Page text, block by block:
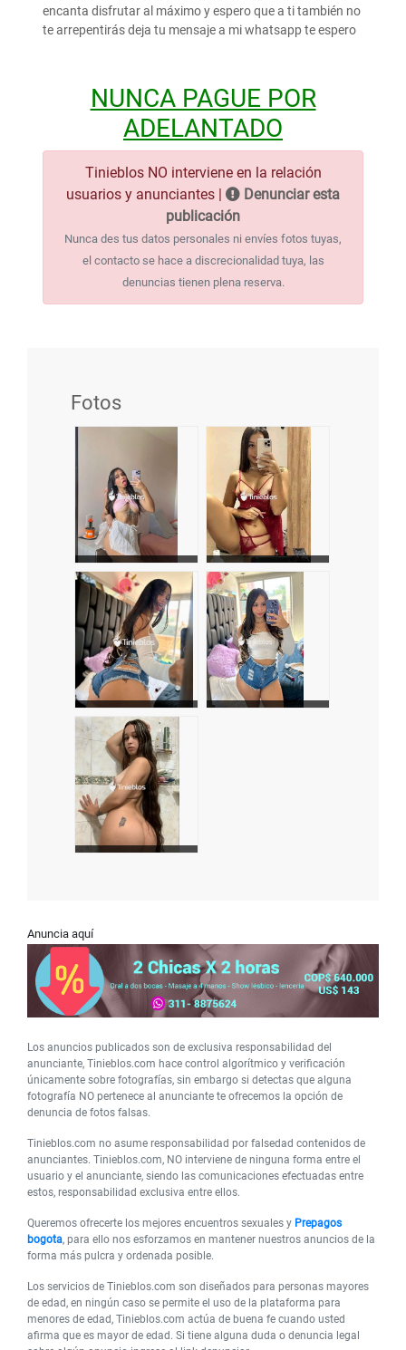
encanta disfrutar al máximo y espero que a ti también no
te arrepentirás deja tu mensaje a mi whatsapp te espero
NUNCA PAGUE POR
ADELANTADO
Tinieblos NO interviene en la relación
usuarios y anunciantes |
Denunciar esta
publicación
Nunca des tus datos personales ni envíes fotos tuyas,
el contacto se hace a discrecionalidad tuya, las
denuncias tienen plena reserva.
Fotos
Anuncia aquí
Los anuncios publicados son de exclusiva responsabilidad del
anunciante, Tinieblos.com hace control algorítmico y verificación
únicamente sobre fotografías, sin embargo si detectas que alguna
fotografía NO pertenece al anunciante te ofrecemos la opción de
denuncia de fotos falsas.
Tinieblos.com no asume responsabilidad por falsedad contenidos de
anunciantes. Tinieblos.com, NO interviene de ninguna forma entre el
usuario y el anunciante, siendo las comunicaciones efectuadas entre
estos, responsabilidad exclusiva entre ellos.
Queremos ofrecerte los mejores encuentros sexuales y Prepagos
bogota, para ello nos esforzamos en mantener nuestros anuncios de la
forma más pulcra y ordenada posible.
Los servicios de Tinieblos.com son diseñados para personas mayores
de edad, en ningún caso se permite el uso de la plataforma para
menores de edad, Tinieblos.com actúa de buena fe cuando usted
afirma que es mayor de edad. Si tiene alguna duda o denuncia legal